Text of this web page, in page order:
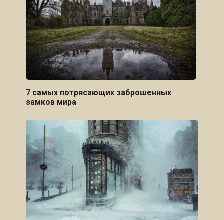
7 самых потрясающих заброшенных
замков мира